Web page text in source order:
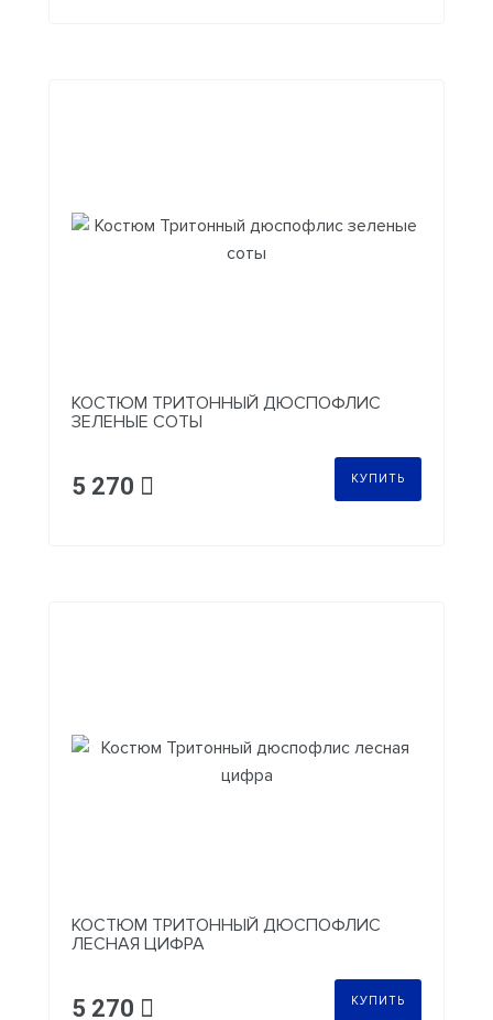
КОСТЮМ ТРИТОННЫЙ ДЮСПОФЛИС
ЗЕЛЕНЫЕ СОТЫ
5 270 КУПИТЬ
КОСТЮМ ТРИТОННЫЙ ДЮСПОФЛИС
ЛЕСНАЯ ЦИФРА
5 270 КУПИТЬ